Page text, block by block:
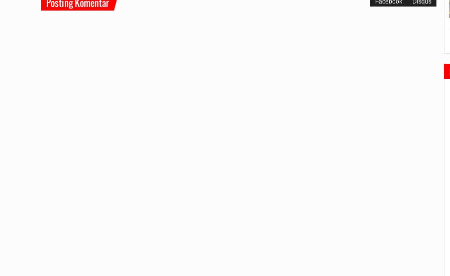
Posting Komentar Facebook Disqus